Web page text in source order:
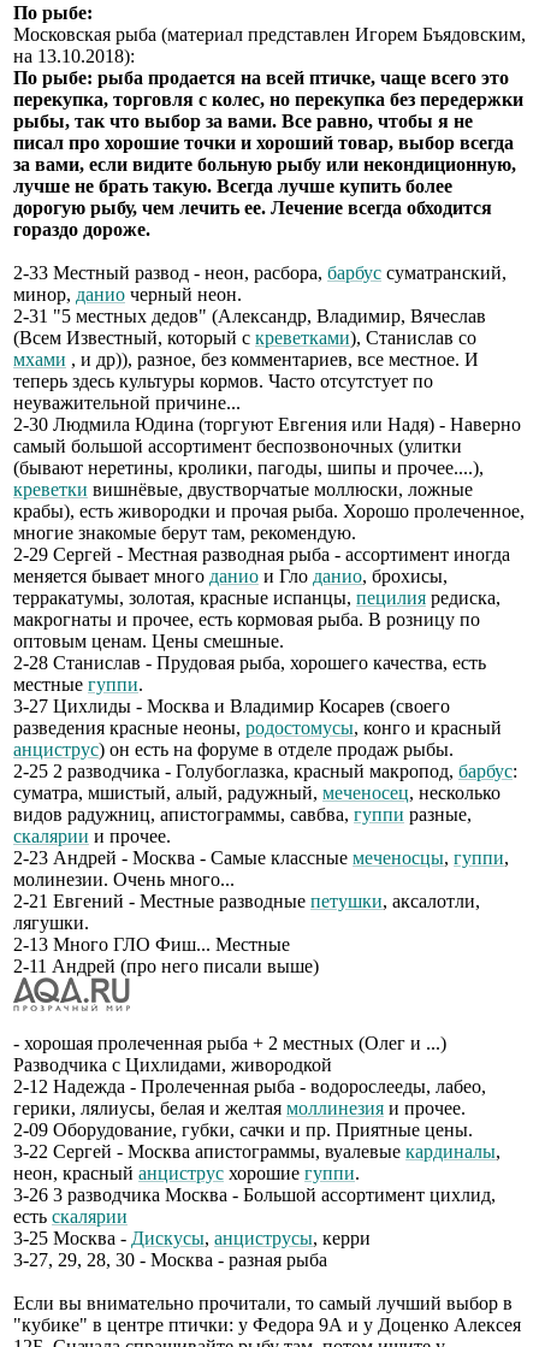
По рыбе:
Московская рыба (материал представлен Игорем Бъядовским,
на 13.10.2018):
По рыбе: рыба продается на всей птичке, чаще всего это
перекупка, торговля с колес, но перекупка без передержки
рыбы, так что выбор за вами. Все равно, чтобы я не
писал про хорошие точки и хороший товар, выбор всегда
за вами, если видите больную рыбу или некондиционную,
лучше не брать такую. Всегда лучше купить более
дорогую рыбу, чем лечить ее. Лечение всегда обходится
гораздо дороже.
2-33 Местный развод - неон, расбора, барбус суматранский,
минор, данио черный неон.
2-31 "5 местных дедов" (Александр, Владимир, Вячеслав
(Всем Известный, который с креветками), Станислав со
мхами , и др)), разное, без комментариев, все местное. И
теперь здесь культуры кормов. Часто отсутстует по
неуважительной причине...
2-30 Людмила Юдина (торгуют Евгения или Надя) - Наверно
самый большой ассортимент беспозвоночных (улитки
(бывают неретины, кролики, пагоды, шипы и прочее....),
креветки вишнёвые, двустворчатые моллюски, ложные
крабы), есть живородки и прочая рыба. Хорошо пролеченное,
многие знакомые берут там, рекомендую.
2-29 Сергей - Местная разводная рыба - ассортимент иногда
меняется бывает много данио и Гло данио, брохисы,
терракатумы, золотая, красные испанцы, пецилия редиска,
макрогнаты и прочее, есть кормовая рыба. В розницу по
оптовым ценам. Цены смешные.
2-28 Станислав - Прудовая рыба, хорошего качества, есть
местные гуппи.
3-27 Цихлиды - Москва и Владимир Косарев (своего
разведения красные неоны, родостомусы, конго и красный
анциструс) он есть на форуме в отделе продаж рыбы.
2-25 2 разводчика - Голубоглазка, красный макропод, барбус:
суматра, мшистый, алый, радужный, меченосец, несколько
видов радужниц, апистограммы, савбва, гуппи разные,
скалярии и прочее.
2-23 Андрей - Москва - Самые классные меченосцы, гуппи,
молинезии. Очень много...
2-21 Евгений - Местные разводные петушки, аксалотли,
лягушки.
2-13 Много ГЛО Фиш... Местные
2-11 Андрей (про него писали выше)
- хорошая пролеченная рыба + 2 местных (Олег и ...)
Разводчика с Цихлидами, живородкой
2-12 Надежда - Пролеченная рыба - водорослееды, лабео,
герики, лялиусы, белая и желтая моллинезия и прочее.
2-09 Оборудование, губки, сачки и пр. Приятные цены.
3-22 Сергей - Москва апистограммы, вуалевые кардиналы,
неон, красный анциструс хорошие гуппи.
3-26 3 разводчика Москва - Большой ассортимент цихлид,
есть скалярии
3-25 Москва - Дискусы, анциструсы, керри
3-27, 29, 28, 30 - Москва - разная рыба
Если вы внимательно прочитали, то самый лучший выбор в
"кубике" в центре птички: у Федора 9А и у Доценко Алексея